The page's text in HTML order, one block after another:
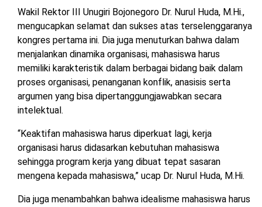
Wakil Rektor III Unugiri Bojonegoro Dr. Nurul Huda, M.Hi.,
mengucapkan selamat dan sukses atas terselenggaranya
kongres pertama ini. Dia juga menuturkan bahwa dalam
menjalankan dinamika organisasi, mahasiswa harus
memiliki karakteristik dalam berbagai bidang baik dalam
proses organisasi, penanganan konflik, anasisis serta
argumen yang bisa dipertanggungjawabkan secara
intelektual.
“Keaktifan mahasiswa harus diperkuat lagi, kerja
organisasi harus didasarkan kebutuhan mahasiswa
sehingga program kerja yang dibuat tepat sasaran
mengena kepada mahasiswa,” ucap Dr. Nurul Huda, M.Hi.
Dia juga menambahkan bahwa idealisme mahasiswa harus